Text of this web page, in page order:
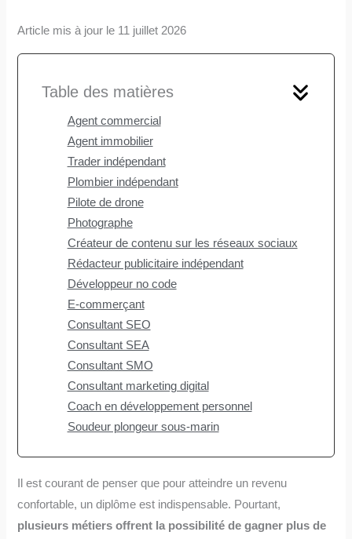
Article mis à jour le 11 juillet 2026
Table des matières
Agent commercial
Agent immobilier
Trader indépendant
Plombier indépendant
Pilote de drone
Photographe
Créateur de contenu sur les réseaux sociaux
Rédacteur publicitaire indépendant
Développeur no code
E-commerçant
Consultant SEO
Consultant SEA
Consultant SMO
Consultant marketing digital
Coach en développement personnel
Soudeur plongeur sous-marin
Il est courant de penser que pour atteindre un revenu
confortable, un diplôme est indispensable. Pourtant,
plusieurs métiers offrent la possibilité de gagner plus de